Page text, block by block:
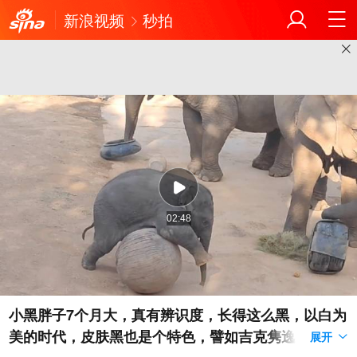
新浪视频 秒拍
02:48
小黑胖子7个月大，真有辨识度，长得这么黑，以白为
美的时代，皮肤黑也是个特色，譬如吉克隽逸，哈
展开